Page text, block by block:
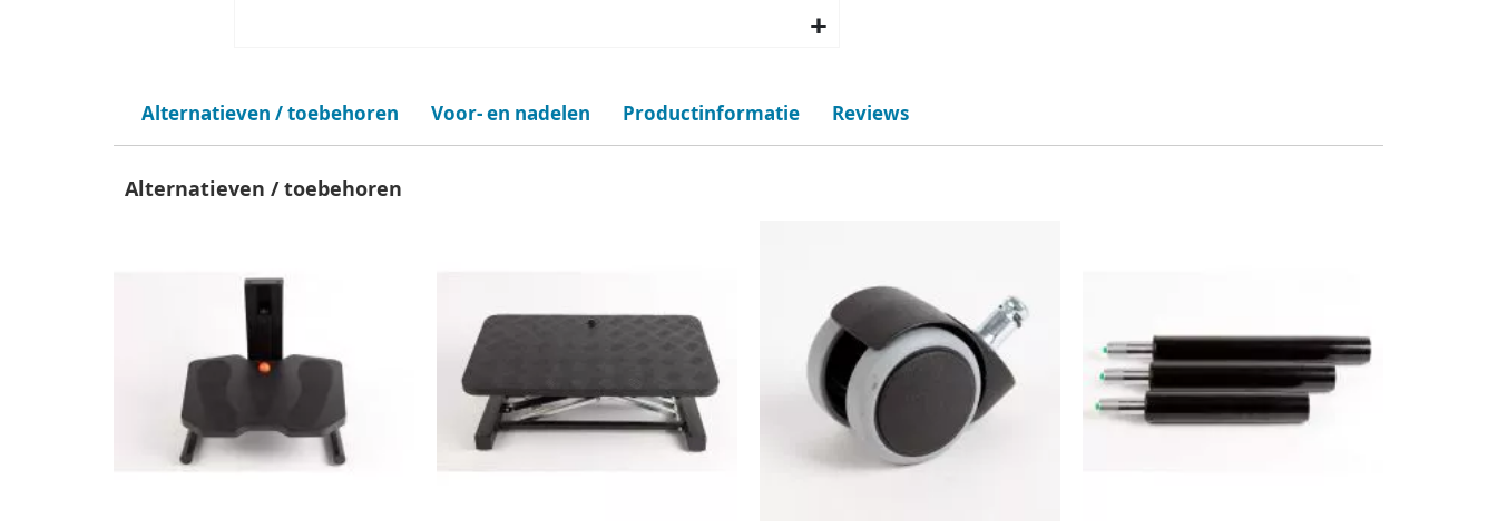
Alternatieven / toebehoren Voor- en nadelen Productinformatie Reviews
Alternatieven / toebehoren